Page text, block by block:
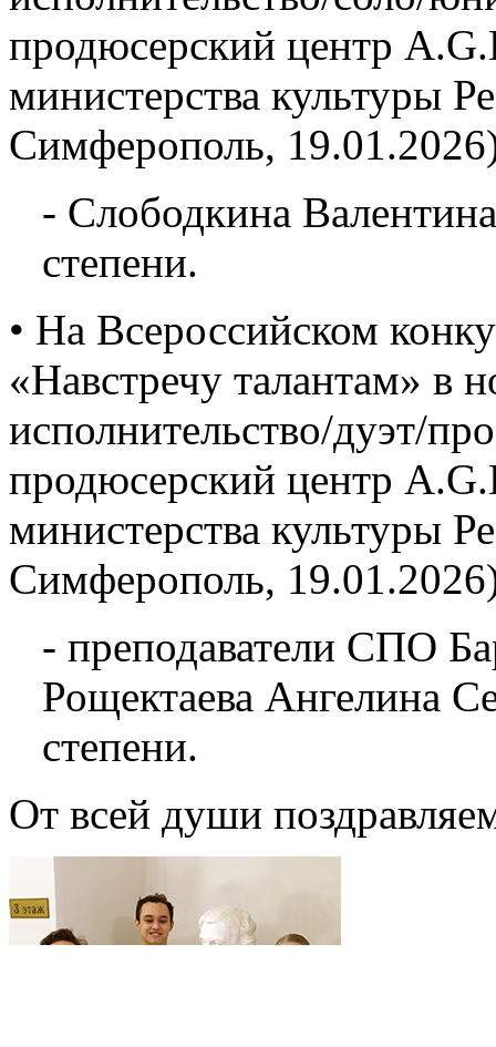
продюсерский центр
министерства культуры
Симферополь,
- Слободкина
степени.
• На Всероссийском
«Навстречу талантам» в
исполнительство/дуэт/
продюсерский центр
министерства культуры
Симферополь,
- преподаватели СПО
Рощектаева Ангелина
степени.
От всей души